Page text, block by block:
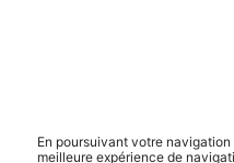
En poursuivant votre
meilleure expérience de